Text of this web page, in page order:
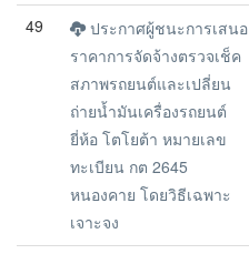
49
ประกาศผู้ชนะการเสนอ
ราคาการจัดจ้างตรวจเช็ค
สภาพรถยนต์และเปลี่ยน
ถ่ายน้ำมันเครื่องรถยนต์
ยี่ห้อ โตโยต้า หมายเลข
ทะเบียน กต 2645
หนองคาย โดยวิธีเฉพาะ
เจาะจง